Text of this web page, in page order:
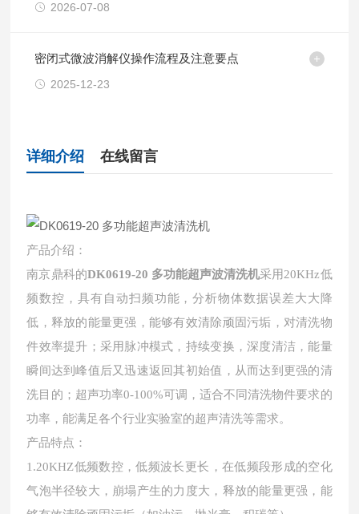
2026-07-08
密闭式微波消解仪操作流程及注意要点
2025-12-23
详细介绍 在线留言
产品介绍：
南京鼎科的DK0619-20 多功能超声波清洗机采用20KHz低
频数控，具有自动扫频功能，分析物体数据误差大大降
低，释放的能量更强，能够有效清除顽固污垢，对清洗物
件效率提升；采用脉冲模式，持续变换，深度清洁，能量
瞬间达到峰值后又迅速返回其初始值，从而达到更强的清
洗目的；超声功率0-100%可调，适合不同清洗物件要求的
功率，能满足各个行业实验室的超声清洗等需求。
产品特点：
1.20KHZ低频数控，低频波长更长，在低频段形成的空化
气泡半径较大，崩塌产生的力度大，释放的能量更强，能